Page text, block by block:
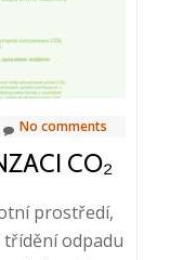
No comments
CO₂
prostředí,
odpadu